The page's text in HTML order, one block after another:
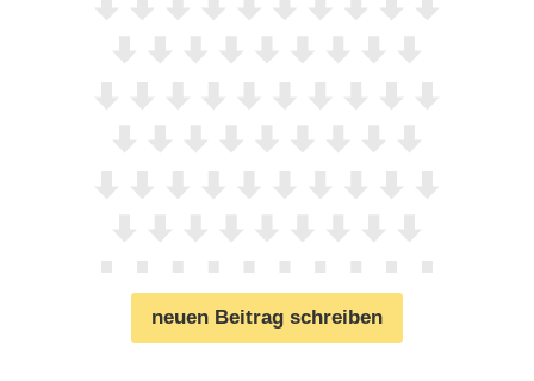
neuen Beitrag schreiben